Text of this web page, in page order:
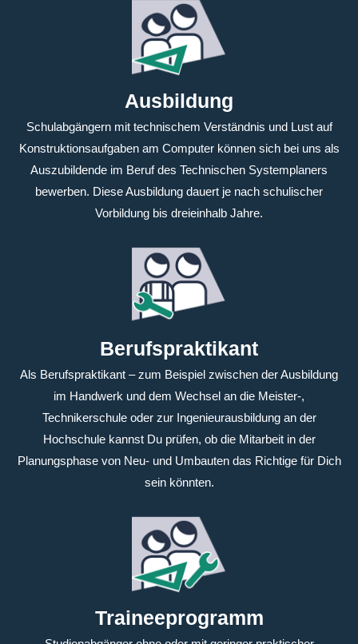
Ausbildung
Schulabgängern mit technischem Verständnis und Lust auf
Konstruktionsaufgaben am Computer können sich bei uns als
Auszubildende im Beruf des Technischen Systemplaners
bewerben. Diese Ausbildung dauert je nach schulischer
Vorbildung bis dreieinhalb Jahre.
Berufspraktikant
Als Berufspraktikant – zum Beispiel zwischen der Ausbildung
im Handwerk und dem Wechsel an die Meister-,
Technikerschule oder zur Ingenieurausbildung an der
Hochschule kannst Du prüfen, ob die Mitarbeit in der
Planungsphase von Neu- und Umbauten das Richtige für Dich
sein könnten.
Traineeprogramm